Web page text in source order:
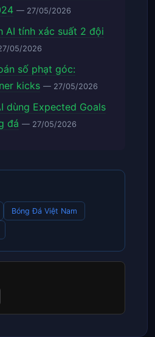
— 27/05/2026
AI tính xác suất 2 đội
05/2026
số phạt góc:
kicks — 27/05/2026
dùng Expected Goals
đá — 27/05/2026
Bóng Đá Việt Nam